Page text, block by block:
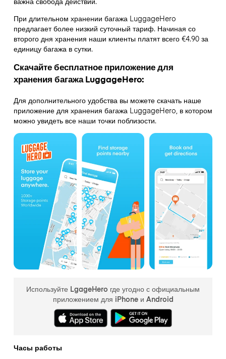
При длительном хранении багажа LuggageHero
предлагает более низкий суточный тариф. Начиная со
второго дня хранения наши клиенты платят всего €4.90 за
единицу багажа в сутки.
Скачайте бесплатное приложение для
хранения багажа LuggageHero:
Для дополнительного удобства вы можете скачать наше
приложение для хранения багажа LuggageHero, в котором
можно увидеть все наши точки поблизости.
Используйте LgageHero где угодно с официальным
приложением для iPhone и Android
Часы работы